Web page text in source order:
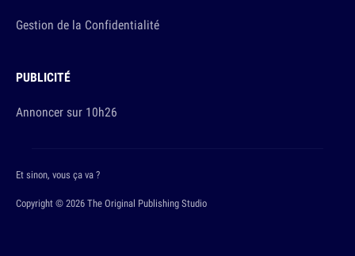
Gestion de la Confidentialité
PUBLICITÉ
Annoncer sur 10h26
Copyright © 2026 The Original Publishing Studio
Et sinon, vous ça va ?